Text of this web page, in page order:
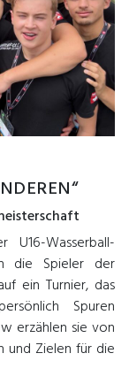
Wasserball-
die Spieler der
ein Turnier, das
Spuren
erzählen sie von
und Zielen für die